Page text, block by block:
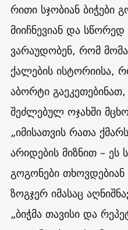
რითი სჯობიან ბიჭები
მიიჩნევიან და
ვარაუდობენ, რომ
ქალების ისტორიისა,
აბორტი
შეძლებულ ოჯახში
„იმისათვის რათა
არიდების მიზნით – ეს
გოგონები
ზოგჯერ იმასაც
„ბიჭმა თავისი და